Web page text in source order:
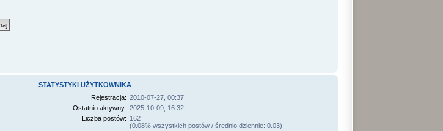
STATYSTYKI UŻYTKOWNIKA
Rejestracja: 2010-07-27, 00:37
Ostatnio aktywny: 2025-10-09, 16:32
Liczba postów: 162
(0.08% wszystkich postów / średnio dziennie: 0.03)